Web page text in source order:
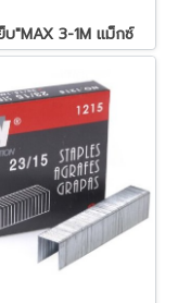
บ"MAX 3-1M แม็กซ์